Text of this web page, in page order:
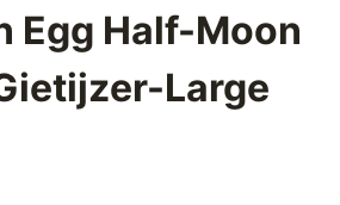
Egg Half-Moon
Large